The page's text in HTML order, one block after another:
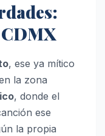
, ese ya mítico
la zona
, donde el
ese
la propia